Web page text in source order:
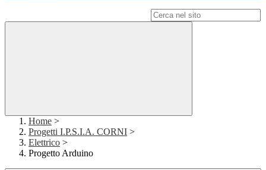
Home >
Progetti I.P.S.I.A. CORNI >
Elettrico >
Progetto Arduino